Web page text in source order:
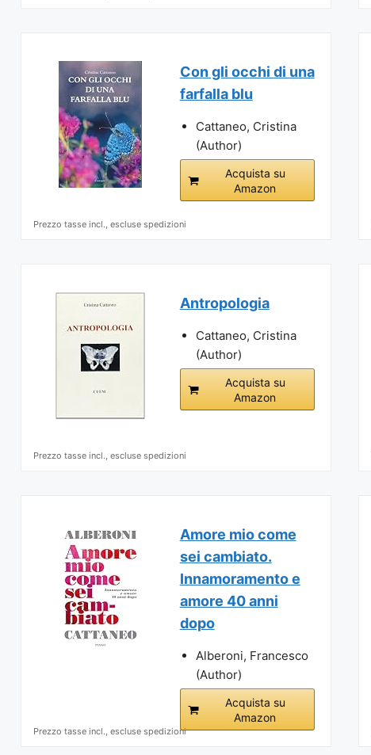
Con gli occhi di una
farfalla blu
Cattaneo, Cristina
(Author)
Acquista su
Amazon
Prezzo tasse incl., escluse spedizioni
Antropologia
Cattaneo, Cristina
(Author)
Acquista su
Amazon
Prezzo tasse incl., escluse spedizioni
Amore mio come
sei cambiato.
Innamoramento e
amore 40 anni
dopo
Alberoni, Francesco
(Author)
Acquista su
Amazon
Prezzo tasse incl., escluse spedizioni